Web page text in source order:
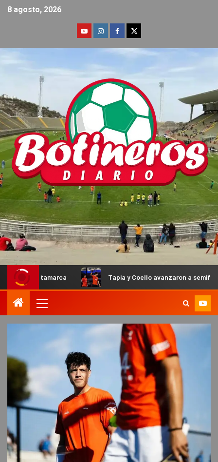
8 agosto, 2026
Tapia y Coello avanzaron a semifinales en el